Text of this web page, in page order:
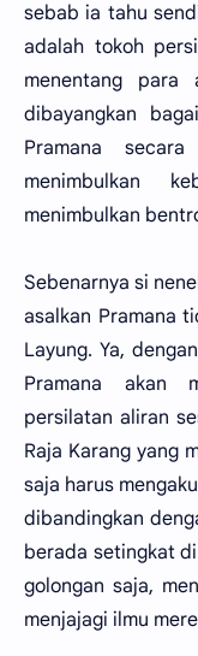
sebab ia tahu
adalah tokoh
menentang
dibayangkan
Pramana
menimbulkan
menimbulkan
Sebenarnya si
asalkan Pramana
Layung. Ya,
Pramana akan
persilatan aliran
Raja Karang yang
saja harus
dibandingkan
berada setingkat
golongan saja,
menjajagi ilmu